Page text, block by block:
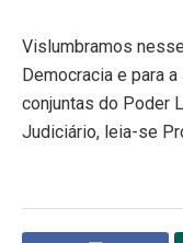
Vislumbramos
Democracia e para
conjuntas do Poder
Judiciário, leia-se